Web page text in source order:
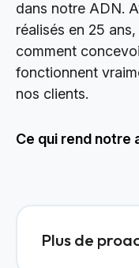
dans notre ADN.
réalisés en 25
comment
fonctionnent
nos clients.
Ce qui rend notre
Plus de